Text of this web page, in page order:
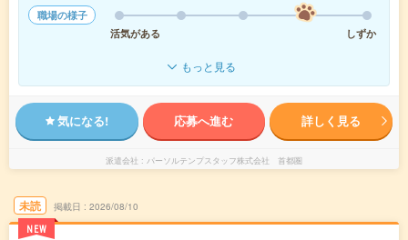
職場の様子
活気がある
しずか
もっと見る
気になる! 応募へ進む 詳しく見る
派遣会社 パーソルテンプスタッフ株式会社 首都圏
未読
NEW
掲載日 2026/08/10